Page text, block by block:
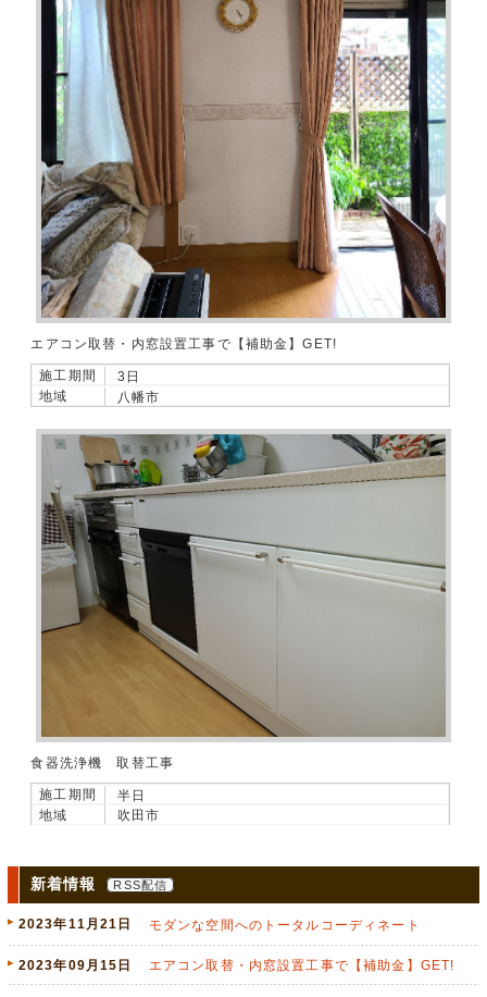
エアコン取替・内窓設置工事で【補助金】GET!
施工期間
3日
地域
八幡市
食器洗浄機 取替工事
施工期間
半日
地域
吹田市
新着情報 RSS配信
2023年11月21日 モダンな空間へのトータルコーディネート
2023年09月15日 エアコン取替・内窓設置工事で【補助金】GET!